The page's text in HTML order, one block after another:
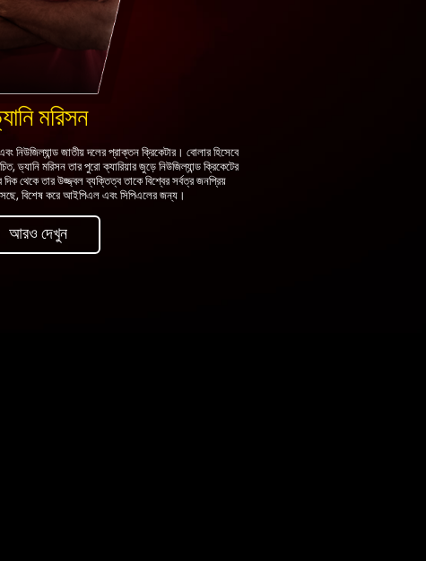
মরিসন
নিউজিল্যান্ড জাতীয় দলের প্রাক্তন ক্রিকেটার। বোলার হিসেবে
ড্যানি মরিসন তার পুরো ক্যারিয়ার জুড়ে নিউজিল্যান্ড ক্রিকেটের
থেকে তার উজ্জ্বল ব্যক্তিত্ব তাকে বিশ্বের সর্বত্র জনপ্রিয়
বিশেষ করে আইপিএল এবং সিপিএলের জন্য।
আরও দেখুন